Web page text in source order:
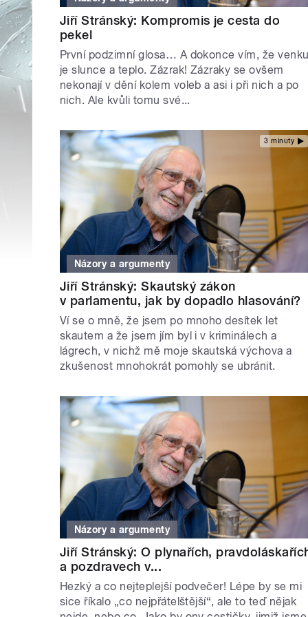
Jiří Stránský: Kompromis je cesta do
pekel
První podzimní glosa… A dokonce vím, že
je slunce a teplo. Zázrak! Zázraky se ovšem
nekonají v dění kolem voleb a asi i při nich a po
nich. Ale kvůli tomu své...
3 minuty
Názory a argumenty
Jiří Stránský: Skautský zákon
v parlamentu, jak by dopadlo hlasování?
Ví se o mně, že jsem po mnoho desítek let
skautem a že jsem jím byl i v kriminálech a
lágrech, v nichž mě moje skautská výchova a
zkušenost mnohokrát pomohly se ubránit.
Názory a argumenty
Jiří Stránský: O plynařích,
a pozdravech v...
Hezký a co nejteplejší podvečer! Lépe by se mi
sice říkalo „co nejpřátelštější“, ale to teď nějak